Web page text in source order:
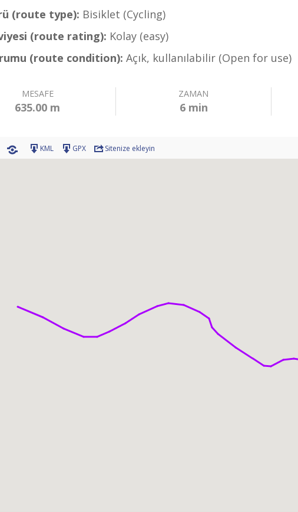
(route type): Bisiklet (Cycling)
(route rating): Kolay (easy)
(route condition): Açık, kullanılabilir (Open for use)
MESAFE
635.00 m
ZAMAN
6 min
KML GPX Sitenize ekleyin